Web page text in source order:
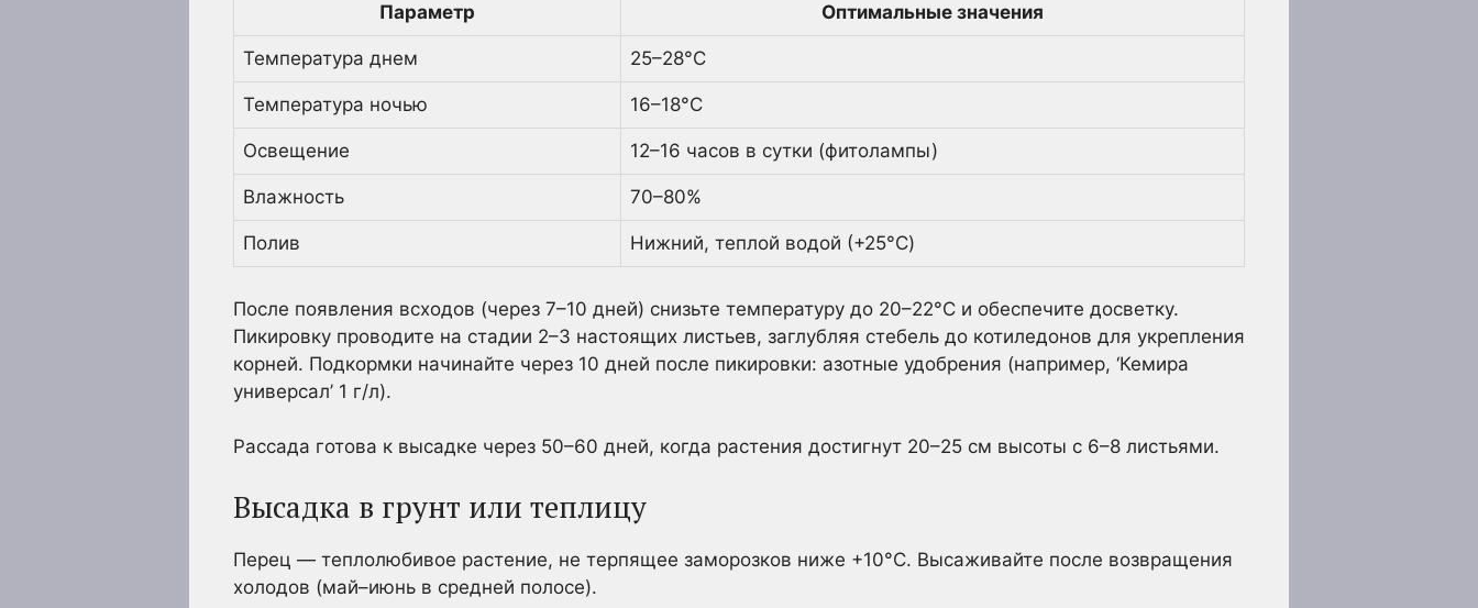
Параметр Оптимальные значения
Температура днем 25–28°C
Температура ночью 16–18°C
Освещение 12–16 часов в сутки (фитолампы)
Влажность 70–80%
Полив Нижний, теплой водой (+25°C)
После появления всходов (через 7–10 дней) снизьте температуру до 20–22°C и обеспечите досветку.
Пикировку проводите на стадии 2–3 настоящих листьев, заглубляя стебель до котиледонов для укрепления
корней. Подкормки начинайте через 10 дней после пикировки: азотные удобрения (например, ‘Кемира
универсал’ 1 г/л).
Рассада готова к высадке через 50–60 дней, когда растения достигнут 20–25 см высоты с 6–8 листьями.
Высадка в грунт или теплицу
Перец — теплолюбивое растение, не терпящее заморозков ниже +10°C. Высаживайте после возвращения
холодов (май–июнь в средней полосе).